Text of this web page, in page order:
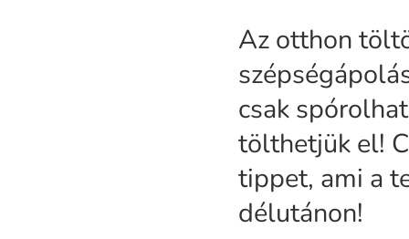
Az otthon
csak
tölthetjük el!
tippet, ami a
délutánon!